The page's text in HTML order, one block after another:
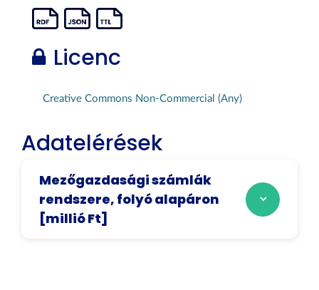
Licenc
Creative Commons Non-Commercial (Any)
Adatelérések
Mezőgazdasági számlák
rendszere, folyó alapáron
[millió Ft]